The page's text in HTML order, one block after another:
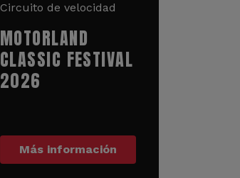
Circuito de velocidad
MOTORLAND
CLASSIC FESTIVAL
2026
Más información